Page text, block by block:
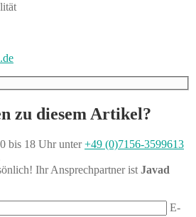
zu diesem Artikel?
bis 18 Uhr unter+49 (0)7156-3599613
Ihr Ansprechpartner ist Javad
E-